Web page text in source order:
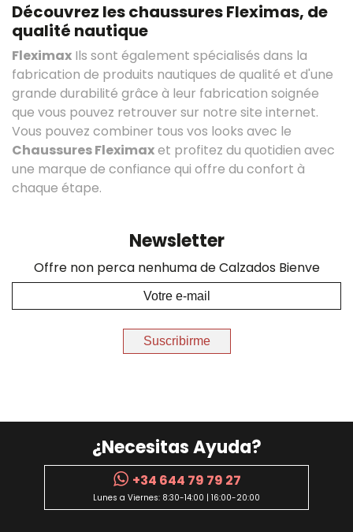
Découvrez les chaussures Fleximas, de
qualité nautique
Fleximax Ils sont également spécialisés dans la
fabrication de produits nautiques de qualité et d'une
grande durabilité grâce à leur fabrication soignée
que vous pouvez retrouver sur notre site internet.
Vous pouvez combiner tous vos looks avec le
Chaussures Fleximaxet profitez du quotidien avec
une marque de confiance qui offre du confort à
chaque étape.
Newsletter
Offre non perca nenhuma de Calzados Bienve
Suscribirme
¿Necesitas Ayuda?
+34 644 79 79 27
Lunes a Viernes: 8:30-14:00 | 16:00-20:00